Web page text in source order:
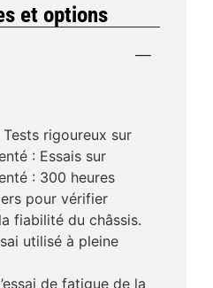
et options
rigoureux sur
: Essais sur
: 300 heures
pour vérifier
fiabilité du châssis.
utilisé à pleine
de fatigue de la